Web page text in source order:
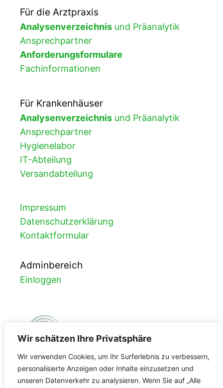
Wir schätzen Ihre Privatsphäre
Wir verwenden Cookies, um Ihr Surferlebnis zu verbessern,
personalisierte Anzeigen oder Inhalte einzusetzen und
unseren Datenverkehr zu analysieren. Wenn Sie auf „Alle
Für die Arztpraxis
Analysenverzeichnis und Präanalytik
Ansprechpartner
Anforderungsformulare
Fachinformationen
Für Krankenhäuser
Analysenverzeichnis und Präanalytik
Ansprechpartner
Hygienelabor
IT-Abteilung
Versandabteilung
Impressum
Datenschutzerklärung
Kontaktformular
Adminbereich
Einloggen